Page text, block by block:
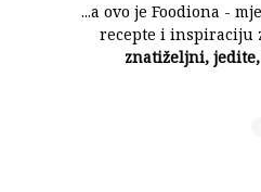
...a ovo je Foodiona -
recepte i inspiraciju
znatiželjni,